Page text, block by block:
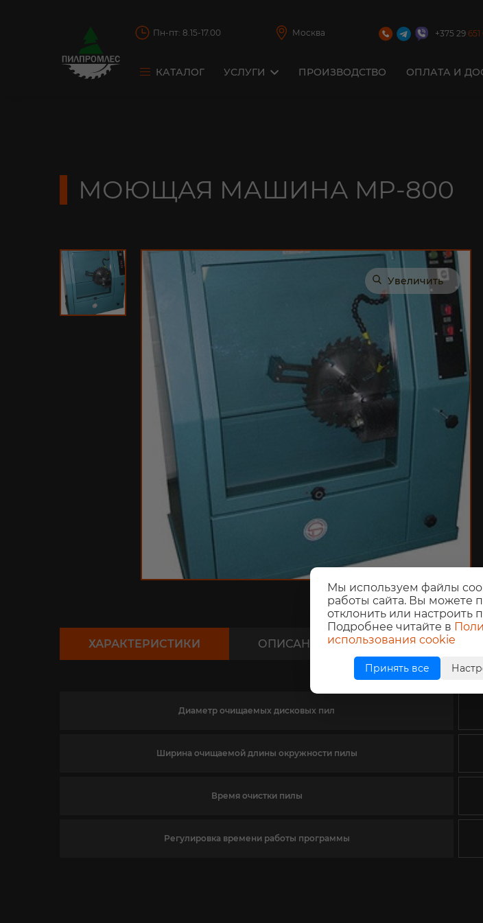
Пн-пт: 8.15-17.00 Москва +375 29
КАТАЛОГ
УСЛУГИ
ПРОИЗВОДСТВО ОПЛАТА И
МОЮЩАЯ МАШИНА MP-800
Увеличить
ХАРАКТЕРИСТИКИ ОПИСАНИЕ
Диаметр очищаемых дисковых пил
Ширина очищаемой длины окружности пилы
Время очистки пилы
Регулировка времени работы программы
Мы используем файлы
работы сайта. Вы можете
отклонить или настроить
Подробнее читайте в
использования cookie
Принять все